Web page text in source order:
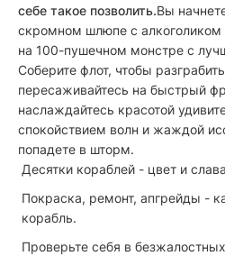
себе такое позволить.Вы
скромном шлюпе с алкоголиком
на 100-пушечном монстре с
Соберите флот, чтобы
пересаживайтесь на быстрый
наслаждайтесь красотой
спокойствием волн и жаждой
попадете в шторм.
Десятки кораблей - цвет и
Покраска, ремонт, апгрейды -
корабль.
Проверьте себя в